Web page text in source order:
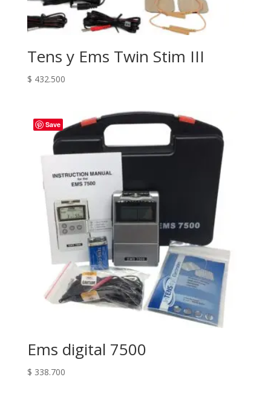
Tens y Ems Twin Stim III
$ 432.500
Save
Ems digital 7500
$ 338.700